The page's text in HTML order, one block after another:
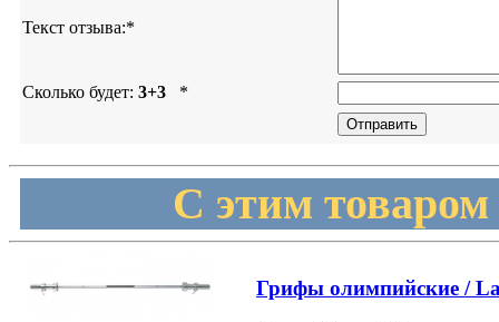
Текст отзыва:*
Сколько будет: 3+3 *
С этим
Грифы олимпийские /